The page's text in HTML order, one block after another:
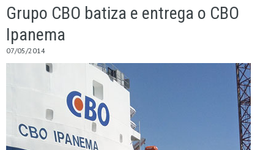
Grupo CBO batiza e entrega o CBO
Ipanema
07/05/2014